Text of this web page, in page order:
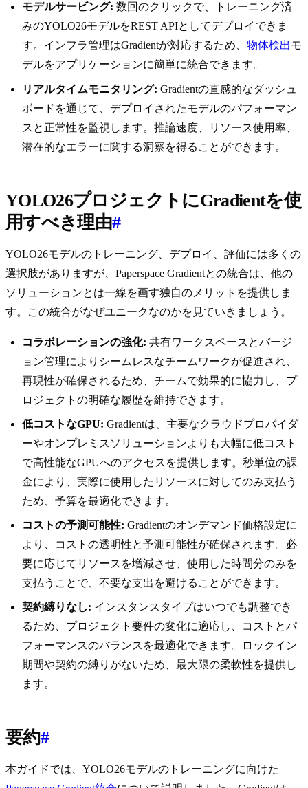
モデルサービング: 数回のクリックで、トレーニング済
みのYOLO26モデルをREST APIとしてデプロイできま
す。インフラ管理はGradientが対応するため、 物体検出モ
デルをアプリケーションに簡単に統合できます。
リアルタイムモニタリング: Gradientの直感的なダッシュ
ボードを通じて、デプロイされたモデルのパフォーマン
スと正常性を監視します。推論速度、リソース使用率、
潜在的なエラーに関する洞察を得ることができます。
YOLO26プロジェクトにGradientを使
用すべき理由#
YOLO26モデルのトレーニング、デプロイ、評価には多くの
選択肢がありますが、Paperspace Gradientとの統合は、他の
ソリューションとは一線を画す独自のメリットを提供しま
す。この統合がなぜユニークなのかを見ていきましょう。
コラボレーションの強化: 共有ワークスペースとバージ
ョン管理によりシームレスなチームワークが促進され、
再現性が確保されるため、チームで効果的に協力し、プ
ロジェクトの明確な履歴を維持できます。
低コストなGPU: Gradientは、主要なクラウドプロバイダ
ーやオンプレミスソリューションよりも大幅に低コスト
で高性能なGPUへのアクセスを提供します。秒単位の課
金により、実際に使用したリソースに対してのみ支払う
ため、予算を最適化できます。
コストの予測可能性: Gradientのオンデマンド価格設定に
より、コストの透明性と予測可能性が確保されます。必
要に応じてリソースを増減させ、使用した時間分のみを
支払うことで、不要な支出を避けることができます。
契約縛りなし: インスタンスタイプはいつでも調整でき
るため、プロジェクト要件の変化に適応し、コストとパ
フォーマンスのバランスを最適化できます。ロックイン
期間や契約の縛りがないため、最大限の柔軟性を提供し
ます。
要約#
本ガイドでは、YOLO26モデルのトレーニングに向けた